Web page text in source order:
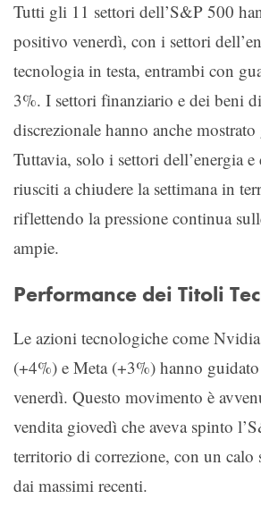
Tutti gli 11 settori dell’S&P 500
positivo venerdì, con i settori
tecnologia in testa, entrambi con
3%. I settori finanziario e dei beni
discrezionale hanno anche
Tuttavia, solo i settori dell’energia
riusciti a chiudere la settimana in
riflettendo la pressione continua
ampie.
Performance dei Titoli
Le azioni tecnologiche come
(+4%) e Meta (+3%) hanno
venerdì. Questo movimento è
vendita giovedì che aveva spinto
territorio di correzione, con un calo
dai massimi recenti.